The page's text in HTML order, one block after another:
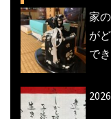
ョ
ン
家
が
で